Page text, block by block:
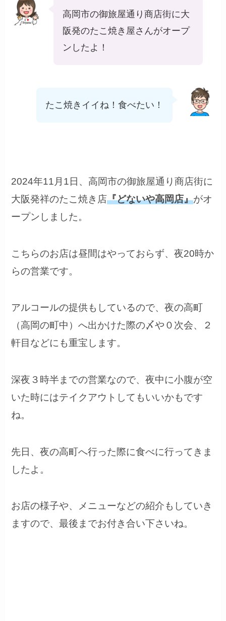
高岡市の御旅屋通り商店街に大
阪発のたこ焼き屋さんがオープ
ンしたよ！
たこ焼きイイね！食べたい！
2024年11月1日、高岡市の御旅屋通り商店街に
大阪発祥のたこ焼き店『どないや高岡店』がオ
ープンしました。
こちらのお店は昼間はやっておらず、夜20時か
らの営業です。
アルコールの提供もしているので、夜の高町
（高岡の町中）へ出かけた際の〆や０次会、２
軒目などにも重宝します。
深夜３時半までの営業なので、夜中に小腹が空
いた時にはテイクアウトしてもいいかもです
ね。
先日、夜の高町へ行った際に食べに行ってきま
したよ。
お店の様子や、メニューなどの紹介もしていき
ますので、最後までお付き合い下さいね。